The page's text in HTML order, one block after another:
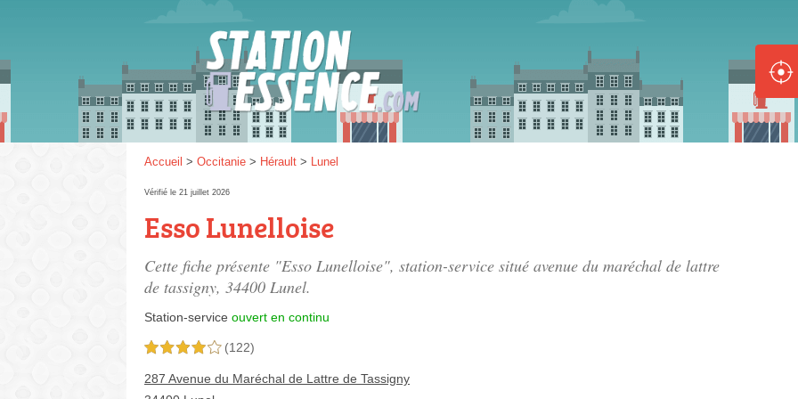
Accueil > Occitanie > Hérault > Lunel
Vérifié le 21 juillet 2026
Esso Lunelloise
Cette fiche présente "Esso Lunelloise", station-service situé avenue du maréchal de lattre
de tassigny, 34400 Lunel.
Station-service ouvert en continu
4,0 étoiles sur 5 (122)
287 Avenue du Maréchal de Lattre de Tassigny
Gazole :
Disponible Épuisé
SP 98 :
Disponible Épuisé